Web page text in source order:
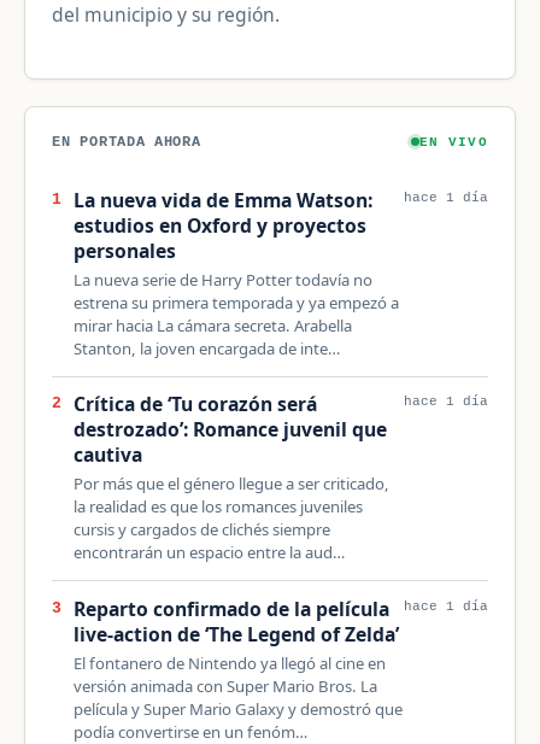
del municipio y su región.
EN PORTADA AHORA EN VIVO
1
La nueva vida de Emma Watson:
estudios en Oxford y proyectos
personales
La nueva serie de Harry Potter todavía no
estrena su primera temporada y ya empezó a
mirar hacia La cámara secreta. Arabella
Stanton, la joven encargada de inte…
hace 1 día
2
Crítica de ‘Tu corazón será
destrozado’: Romance juvenil que
cautiva
Por más que el género llegue a ser criticado,
la realidad es que los romances juveniles
cursis y cargados de clichés siempre
encontrarán un espacio entre la aud…
hace 1 día
3
Reparto confirmado de la película
live-action de ‘The Legend of Zelda’
El fontanero de Nintendo ya llegó al cine en
versión animada con Super Mario Bros. La
película y Super Mario Galaxy y demostró que
podía convertirse en un fenóm…
hace 1 día